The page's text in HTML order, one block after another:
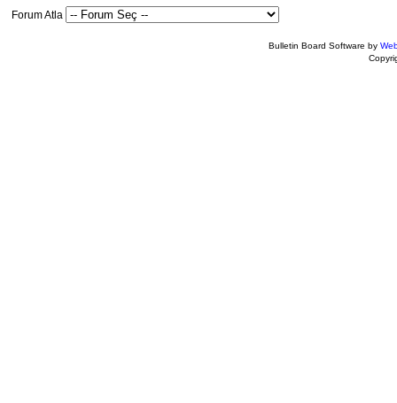
Forum Atla
Bulletin Board Software by